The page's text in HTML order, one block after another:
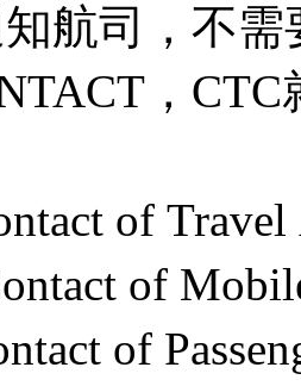
航司，不
，CTC
of
of
of